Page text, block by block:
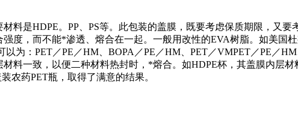
料是HDPE。PP、PS等。此包装的盖膜，既要考虑保质期限，又
度，而不能*渗透、熔合在一起。一般用改性的EVA树脂。如美国杜
为：PET／PE／HM、BOPA／PE／HM、PET／VMPET／PE／
料一致，以便二种材料热封时，*熔合。如HDPE杯，其盖膜内层
农药PET瓶，取得了满意的结果。